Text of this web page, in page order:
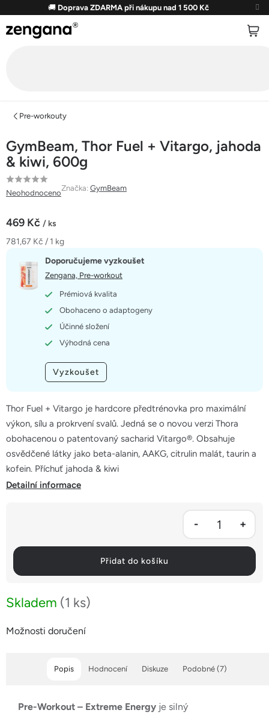
obsah
🚚 Doprava ZDARMA při nákupu nad 1 500 Kč
Pre-workouty
GymBeam, Thor Fuel + Vitargo, jahoda
& kiwi, 600g
Průměrné
hodnocení
je
0,0
hvězdiček.
Neohodnoceno
Značka: GymBeam
469 Kč / ks
Měrná
781,67 Kč / 1 kg
Skladem (1 ks)
Možnosti doručení
Přidat do košíku
Thor Fuel + Vitargo je hardcore předtrénovka pro maximální
výkon, sílu a prokrvení svalů. Jedná se o novou verzi Thora
obohacenou o patentovaný sacharid Vitargo®. Obsahuje
osvědčené látky jako beta-alanin, AAKG, citrulin malát, taurin a
kofein. Příchuť jahoda & kiwi
Doporučujeme vyzkoušet
Zengana, Pre-workout
Prémiová kvalita
Obohaceno o adaptogeny
Účinné složení
Výhodná cena
Vyzkoušet
Detailní informace
Popis Podobné (7)
Hodnocení Diskuze
Pre-Workout – Extreme Energy je silný